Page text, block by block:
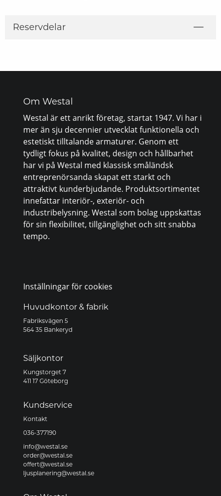
Reservdelar
Om Westal
Westal är ett anrikt företag, startat 1947. Vi har i
mer än sju decennier utvecklat funktionella och
estetiskt tilltalande armaturer. Genom ett
tydligt fokus på kvalitet, design och hållbarhet
har vi på Westal med klassisk småländsk
entreprenörsanda skapat ett starkt och
attraktivt kunderbjudande. Produktsortimentet
innefattar interiör-, exteriör- och
industribelysning. Westal som bolag uppskattas
för sin flexibilitet, tillgänglighet och sitt snabba
tempo.
Inställningar för cookies
Huvudkontor & fabrik
Fabriksvägen 5
564 35 Bankeryd
Säljkontor
Kungstorget 7
411 17 Göteborg
Kundservice
Kontakt
036-377190
info@westal.se
order@westal.se
offert@westal.se
ljusplanering@westal.se